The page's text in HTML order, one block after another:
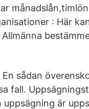
: Här
sådan
fall.
uppsägning är